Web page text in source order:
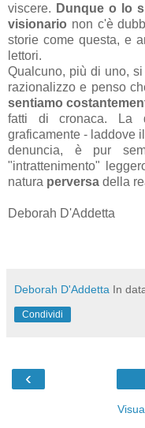
viscere. Dunque o lo
visionario non c'è
storie come questa, e
lettori.
Qualcuno, più di uno,
razionalizzo e penso
sentiamo
fatti di cronaca. La
graficamente - laddove
denuncia, è pur
"intrattenimento"
natura perversa della
Deborah D'Addetta
Deborah D'Addetta In
Condividi
‹